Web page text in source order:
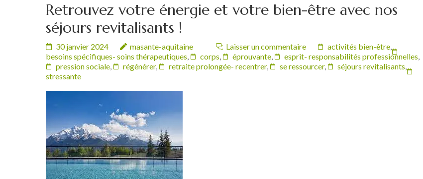
Retrouvez votre énergie et votre bien-être avec nos
séjours revitalisants !
30 janvier 2024 masante-aquitaine Laisser un commentaire activités bien-être,
besoins spécifiques- soins thérapeutiques, corps, éprouvante, esprit- responsabilités professionnelles,
pression sociale, régénérer, retraite prolongée- recentrer, se ressourcer, séjours revitalisants,
stressante